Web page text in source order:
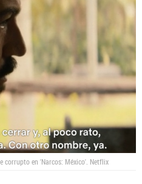
corrupto en 'Narcos: México'. Netflix